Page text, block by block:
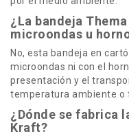
¿La bandeja
microondas u
No, esta bandeja en
microondas ni con el
presentación y el
temperatura ambiente o
¿Dónde se fabrica
Kraft?